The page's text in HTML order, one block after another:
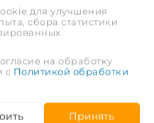
элементов
отдельно
Bimetal
для улучшения
сбора статистики
на обработку
с Политикой обработки
Принять